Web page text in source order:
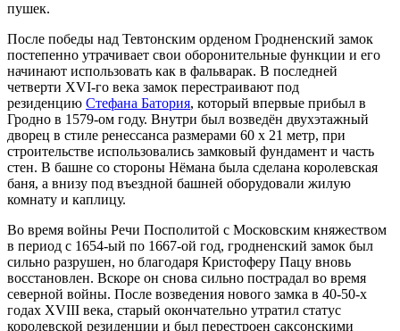
пушек.
После победы над Тевтонским орденом Гродненский замок
постепенно утрачивает свои оборонительные функции и его
начинают использовать как в фальварак. В последней
четверти XVI-го века замок перестраивают под
резиденцию Стефана Батория, который впервые прибыл в
Гродно в 1579-ом году. Внутри был возведён двухэтажный
дворец в стиле ренессанса размерами 60 х 21 метр, при
строительстве использовались замковый фундамент и часть
стен. В башне со стороны Нёмана была сделана королевская
баня, а внизу под въездной башней оборудовали жилую
комнату и каплицу.
Во время войны Речи Посполитой с Московским княжеством
в период с 1654-ый по 1667-ой год, гродненский замок был
сильно разрушен, но благодаря Кристоферу Пацу вновь
восстановлен. Вскоре он снова сильно пострадал во время
северной войны. После возведения нового замка в 40-50-х
годах XVIII века, старый окончательно утратил статус
королевской резиденции и был перестроен саксонскими